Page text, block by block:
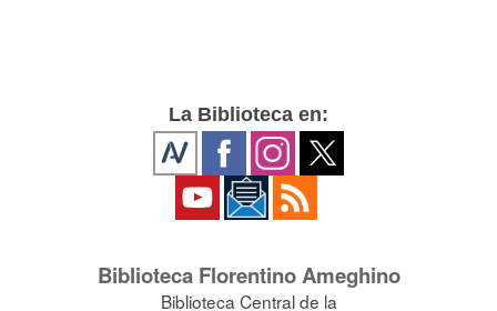
La Biblioteca en:
Biblioteca Florentino Ameghino
Biblioteca Central de la